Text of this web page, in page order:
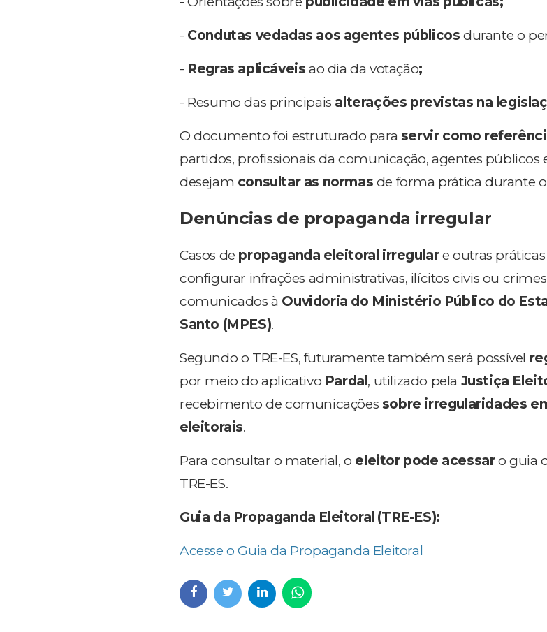
- Condutas vedadas aos agentes públicosdurante o
- Regras aplicáveisao dia da votação;
- Resumo das principais alterações previstas na
O documento foi estruturado para servir como
partidos, profissionais da comunicação, agentes públicos
desejam consultar as normas de forma prática durante
Denúncias de propaganda irregular
Casos de propaganda eleitoral irregulare outras
configurar infrações administrativas, ilícitos civis ou
comunicados à Ouvidoria do Ministério Público do
Santo (MPES).
Segundo o TRE-ES, futuramente também será possível
por meio do aplicativo Pardal , utilizado pela Justiça
recebimento de comunicações sobre irregularidades
eleitorais.
Para consultar o material, o eleitor pode acessaro guia
TRE-ES.
Guia da Propaganda Eleitoral (TRE-ES):
Acesse o Guia da Propaganda Eleitoral